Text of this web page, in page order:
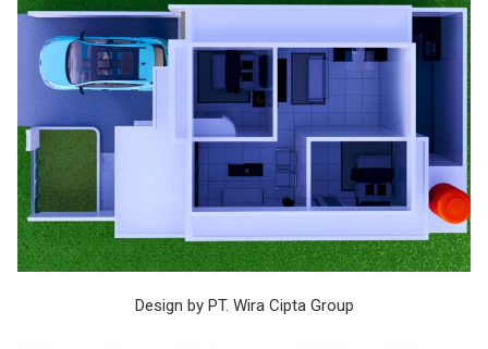
Design by PT. Wira Cipta Group